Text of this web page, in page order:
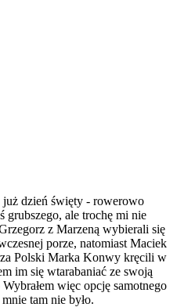
już dzień święty - rowerowo
grubszego, ale trochę mi nie
z Marzeną wybierali się
porze, natomiast Maciek
Polski Marka Konwy kręcili w
im się wtarabaniać ze swoją
więc opcję samotnego
tam nie było.